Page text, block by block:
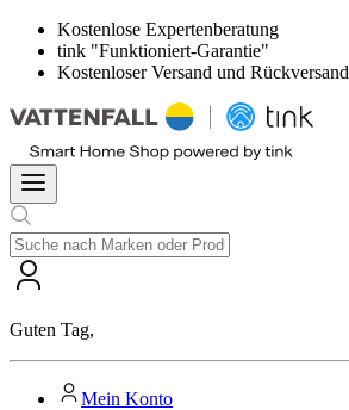
Kostenlose Expertenberatung
tink "Funktioniert-Garantie"
Kostenloser Versand und Rückversand
Guten Tag,
Mein Konto